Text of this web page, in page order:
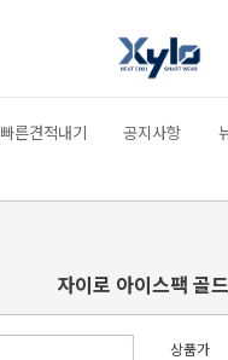
빠른견적내기 공지사항
자이로 아이스팩 골
상품가